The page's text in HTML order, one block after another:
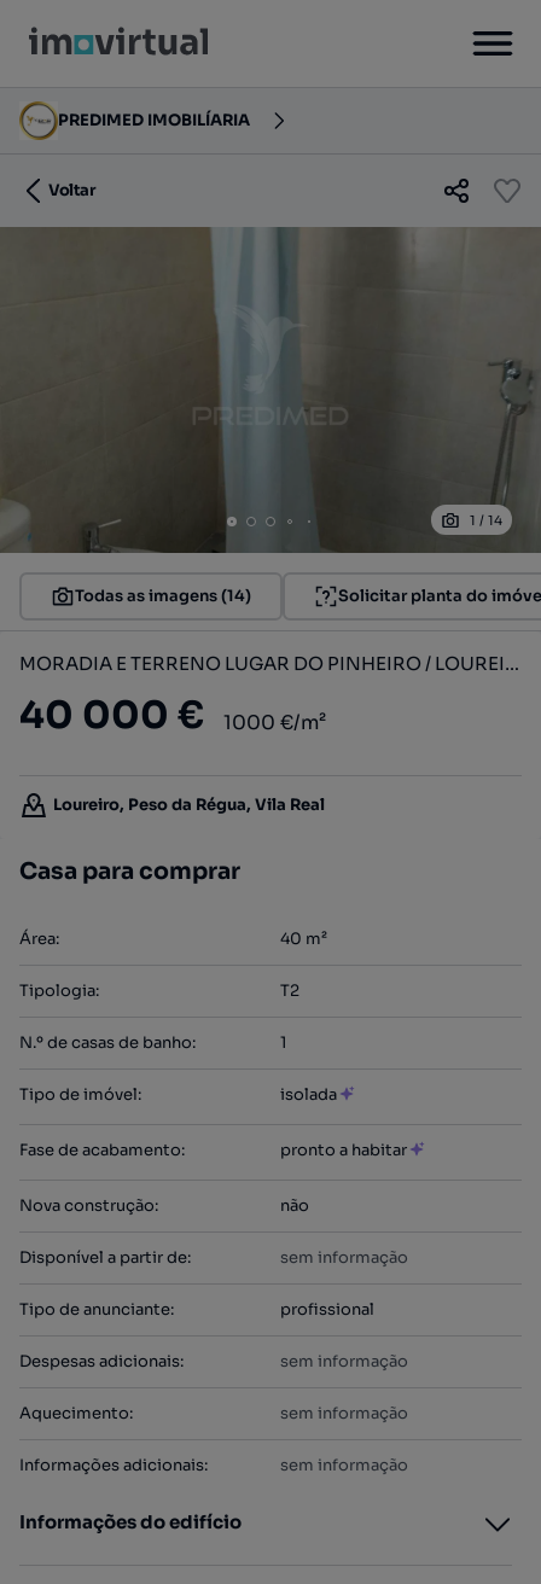
PREDIMED IMOBILÍARIA
Voltar
1 / 14
Todas as imagens (14) Solicitar planta do
MORADIA E TERRENO LUGAR DO PINHEIRO / LOUREIRO
40 000 € 1000 €/m²
Loureiro, Peso da Régua, Vila Real
Casa para comprar
Área: 40 m²
Tipologia: T2
N.º de casas de banho: 1
Tipo de imóvel: isolada
Fase de acabamento: pronto a habitar
Nova construção: não
Disponível a partir de: sem informação
Tipo de anunciante: profissional
Despesas adicionais: sem informação
Aquecimento: sem informação
Informações adicionais: sem informação
Informações do edifício